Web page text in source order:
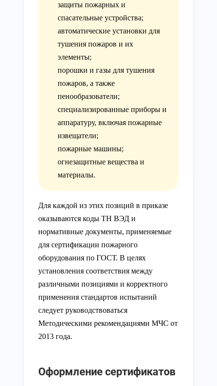
защиты пожарных и
спасательные устройства;
автоматические установки для
тушения пожаров и их
элементы;
порошки и газы для тушения
пожаров, а также
пенообразователи;
специализированные приборы и
аппаратуру, включая пожарные
извещатели;
пожарные машины;
огнезащитные вещества и
материалы.
Для каждой из этих позиций в приказе
оказываются коды ТН ВЭД и
нормативные документы, применяемые
для сертификации пожарного
оборудования по ГОСТ. В целях
установления соответствия между
различными позициями и корректного
применения стандартов испытаний
следует руководствоваться
Методическими рекомендациями МЧС от
2013 года.
Оформление сертификатов